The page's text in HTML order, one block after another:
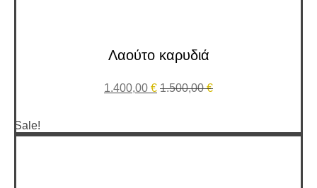
Λαούτο καρυδιά
1.400,00 € 1.500,00€
Sale!